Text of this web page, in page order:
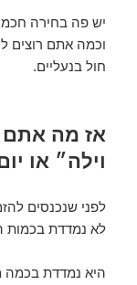
יש פה בחירה
וכמה אתם רוצים
חול בנעליים.
אז מה
וילה״ או
לפני שנכנסים
לא נמדדת בכמות
היא נמדדת בכמה